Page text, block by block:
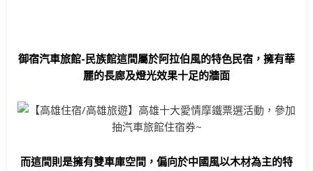
御宿汽車旅館-民族館這間屬於阿拉伯風的特色民宿，擁有華
麗的長廊及燈光效果十足的牆面
而這間則是擁有雙車庫空間，偏向於中國風以木材為主的特